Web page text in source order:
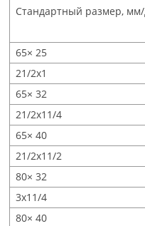
Стандартный размер,
65× 25
21/2x1
65× 32
21/2x11/4
65× 40
21/2x11/2
80× 32
3x11/4
80× 40